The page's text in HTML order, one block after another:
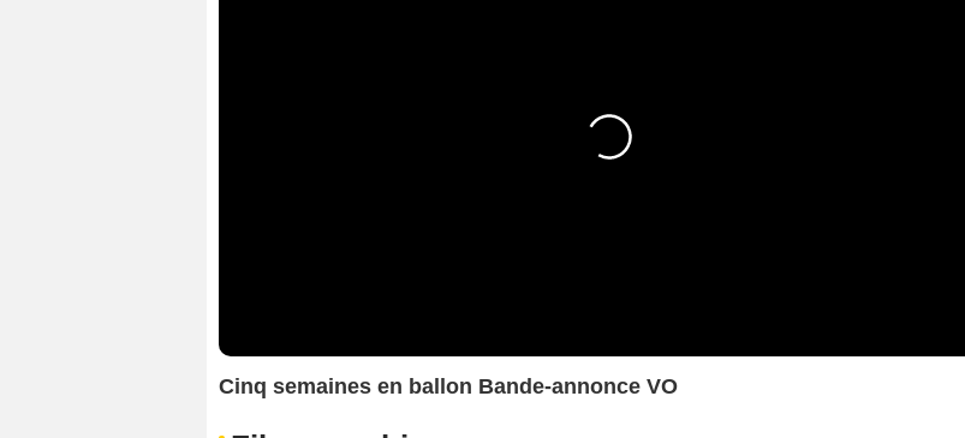
Cinq semaines en ballon Bande-annonce VO